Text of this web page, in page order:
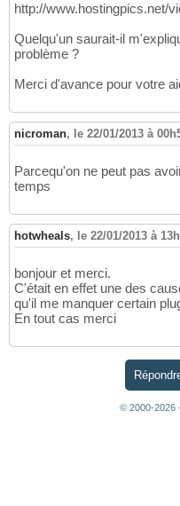
http://www.hostingpics.net/
Quelqu'un saurait-il
problème ?
Merci d'avance pour votre
nicroman, le 22/01/2013 à
Parcequ'on ne peut pas
temps
hotwheals, le 22/01/2013 à
bonjour et merci.
C'était en effet une des
qu'il me manquer certain
En tout cas merci
© 2000-2026